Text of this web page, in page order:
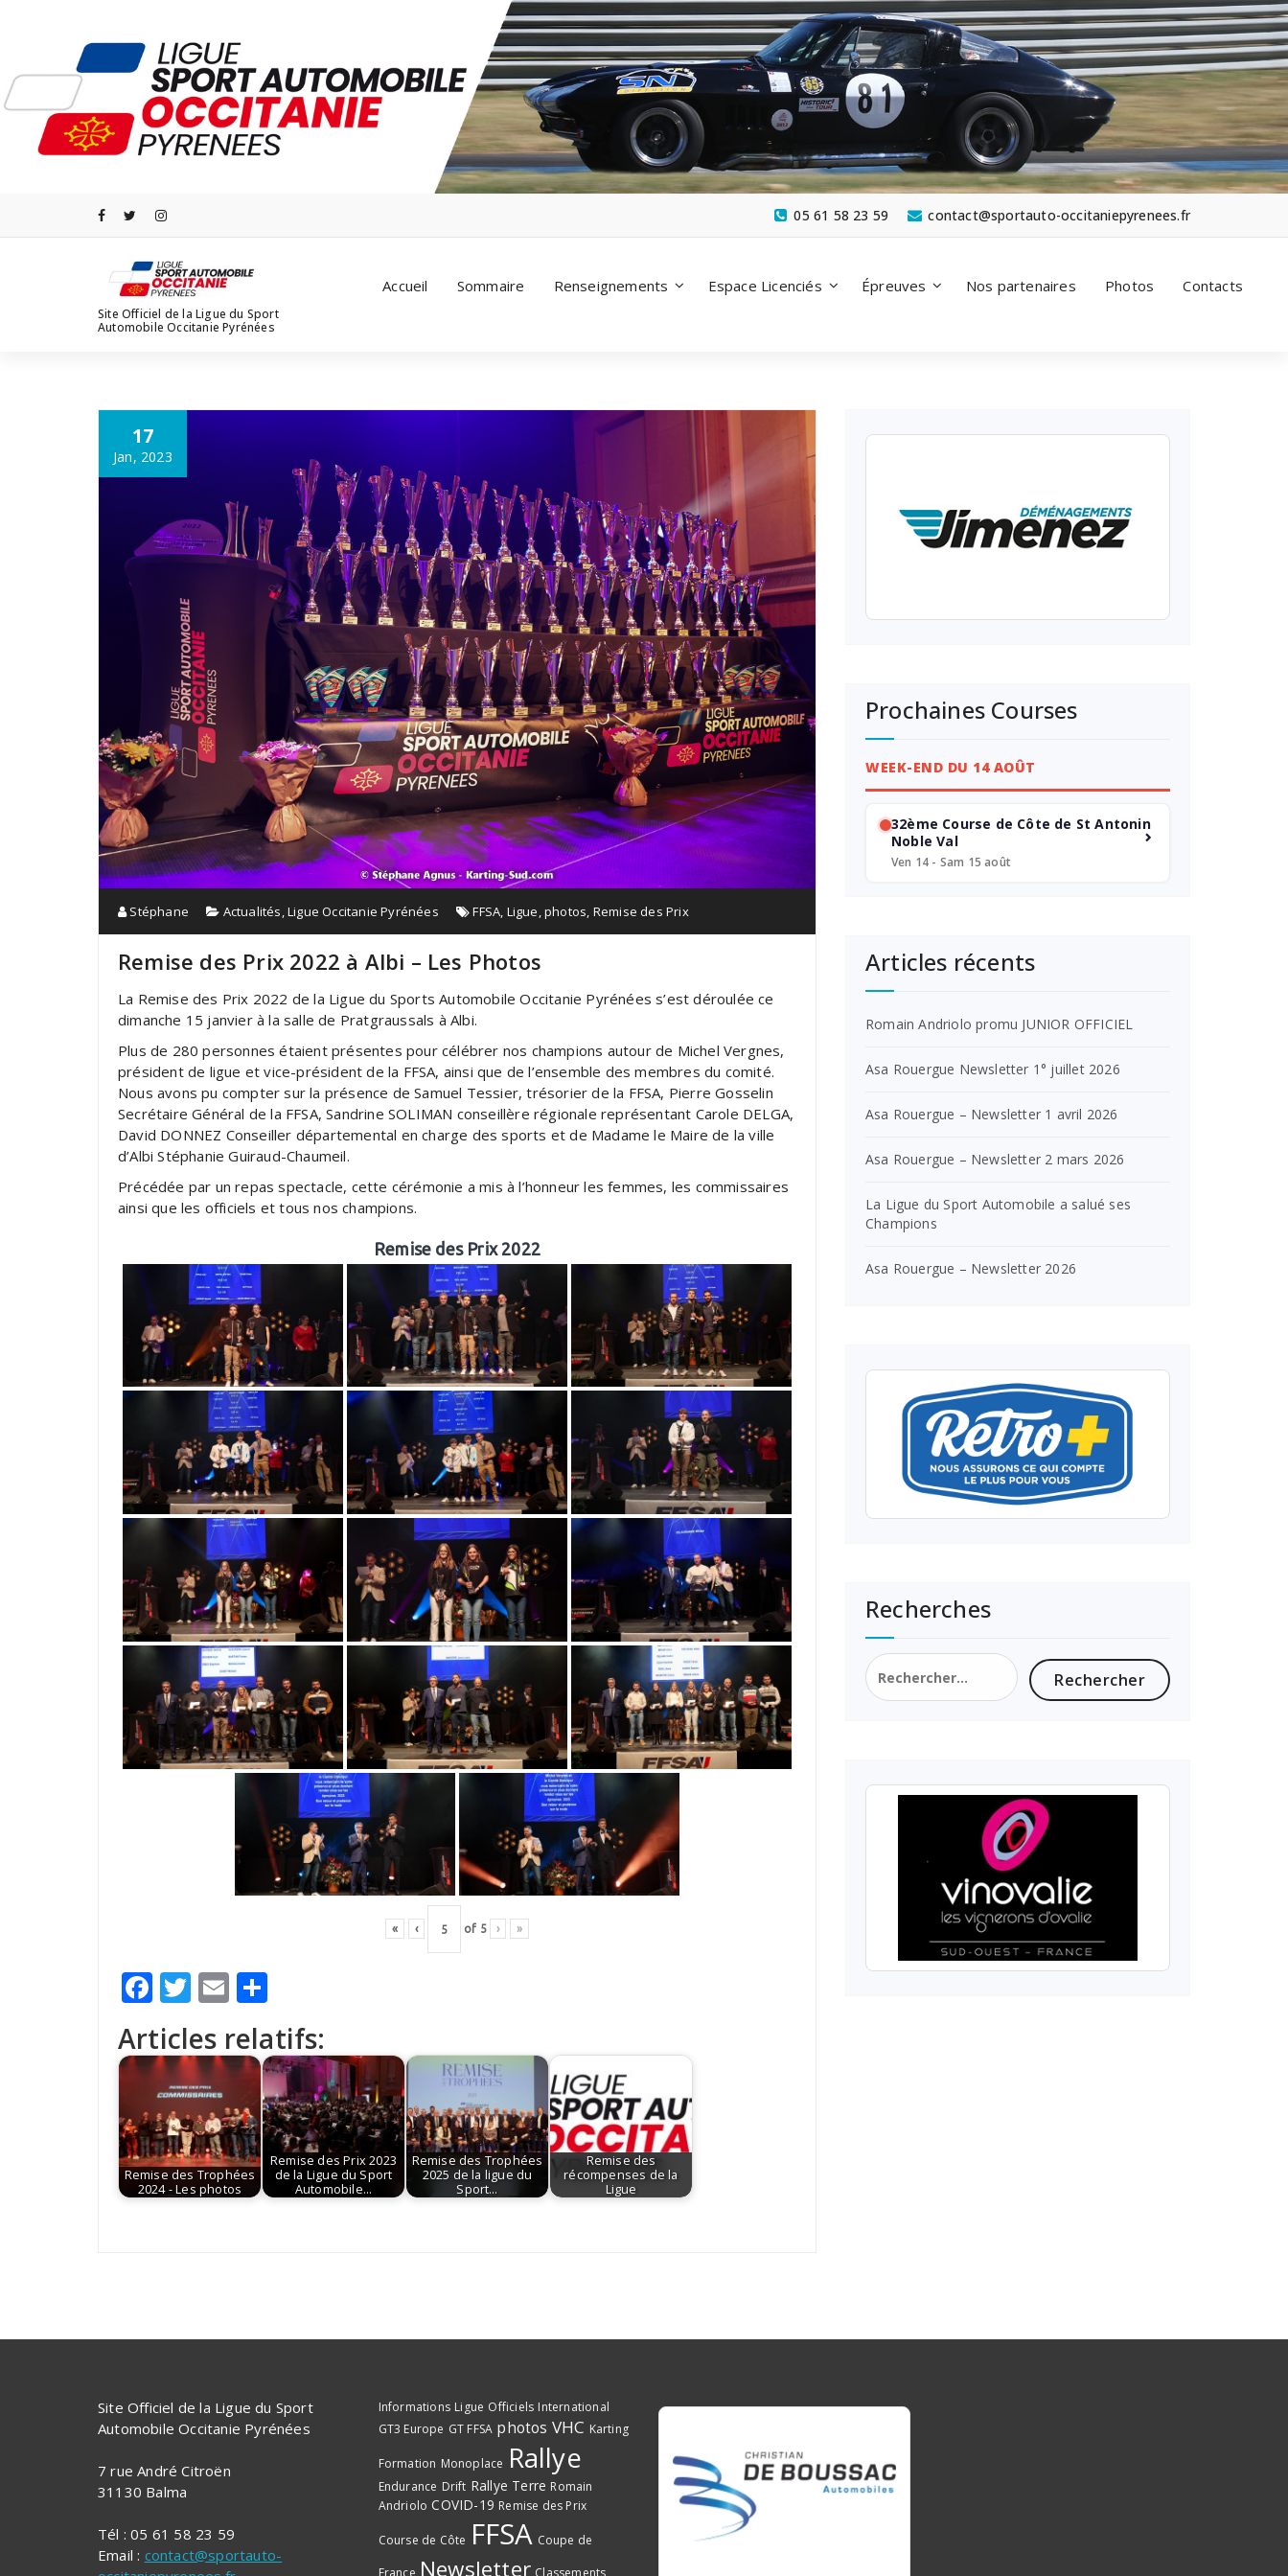
contact@sportauto-occitaniepyrenees.fr
05 61 58 23 59
Site Officiel de la Ligue du Sport
Automobile Occitanie Pyrénées
Accueil Sommaire Renseignements Espace Licenciés Épreuves Nos partenaires Photos Contacts
17
Jan, 2023
Stéphane Actualités ,Ligue Occitanie Pyrénées FFSA Ligue ,photos Remise des Prix
Remise des Prix 2022 à Albi – Les Photos
La Remise des Prix 2022 de la Ligue du Sports Automobile Occitanie Pyrénées s’est déroulée ce
dimanche 15 janvier à la salle de Pratgraussals à Albi.
Plus de 280 personnes étaient présentes pour célébrer nos champions autour de Michel Vergnes,
président de ligue et vice-président de la FFSA, ainsi que de l’ensemble des membres du comité.
Nous avons pu compter sur la présence de Samuel Tessier, trésorier de la FFSA, Pierre Gosselin
Secrétaire Général de la FFSA, Sandrine SOLIMAN conseillère régionale représentant Carole DELGA,
David DONNEZ Conseiller départemental en charge des sports et de Madame le Maire de la ville
d’Albi Stéphanie Guiraud-Chaumeil.
Précédée par un repas spectacle, cette cérémonie a mis à l’honneur les femmes, les commissaires
ainsi que les officiels et tous nos champions.
Remise des Prix 2022
« ‹ of 5 › »
Facebook
Twitter
Email
Articles relatifs:
Remise des Trophées
2024 - Les photos
Remise des Prix 2023
de la Ligue du Sport
Automobile…
Remise des Trophées
2025 de la ligue du
Sport…
Remise des
récompenses de la
Ligue
Prochaines Courses
WEEK-END DU 14 AOÛT
32ème Course de Côte de St Antonin
Noble Val
Ven 14 - Sam 15 août
Articles récents
Romain Andriolo promu JUNIOR OFFICIEL
Asa Rouergue Newsletter 1° juillet 2026
Asa Rouergue – Newsletter 1 avril 2026
Asa Rouergue – Newsletter 2 mars 2026
La Ligue du Sport Automobile a salué ses
Champions
Asa Rouergue – Newsletter 2026
Recherches
Rechercher :
Site Officiel de la Ligue du Sport
Automobile Occitanie Pyrénées
7 rue André Citroën
31130 Balma
Tél : 05 61 58 23 59
Email : contact@sportauto-
Informations Ligue Officiels International
GT3 Europe GT FFSA photos VHC Karting
Formation Monoplace Rallye
Endurance Drift Rallye Terre Romain
Andriolo COVID-19 Remise des Prix
Course de Côte FFSA Coupe de
France Newsletter Classements